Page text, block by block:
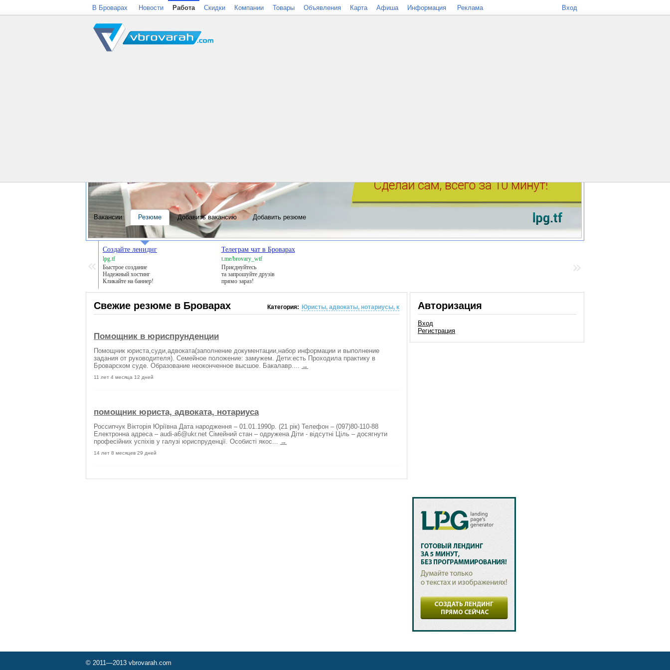
Создайте лениднг
lpg.tf
Быстрое создание
Надежный хостинг
Кликайте на баннер!
Телеграм чат в Броварах
t.me/brovary_wtf
Приєднуйтесь
та запрошуйте друзів
прямо зараз!
Свежие резюме в Броварах Категория: Юристы, адвокаты, нотариусы, к
Помощник в юриспрунденции
Помощник юриста,суди,адвоката(заполнение документации,набор информации и выполнение
задания от руководителя). Семейное положение: замужем. Дети:есть Проходила практику в
Броварском суде. Образование неоконченное высшое. Бакалавр.... →
11 лет 4 месяца 12 дней
помощник юриста, адвоката, нотариуса
Россипчук Вікторія Юріївна Дата народження – 01.01.1990р. (21 рік) Телефон – (097)80-110-88
Електронна адреса – audi-a6@ukr.net Сімейний стан – одружена Діти - відсутні Ціль – досягнути
професійних успіхів у галузі юриспруденції. Особисті якос... →
14 лет 8 месяцев 29 дней
Авторизация
Вход
Регистрация
В Броварах Новости Работа Скидки Компании Товары Объявления Карта Афиша Информация Реклама Вход
Вакансии Резюме Добавить вакансию Добавить резюме
© 2011—2013 vbrovarah.com